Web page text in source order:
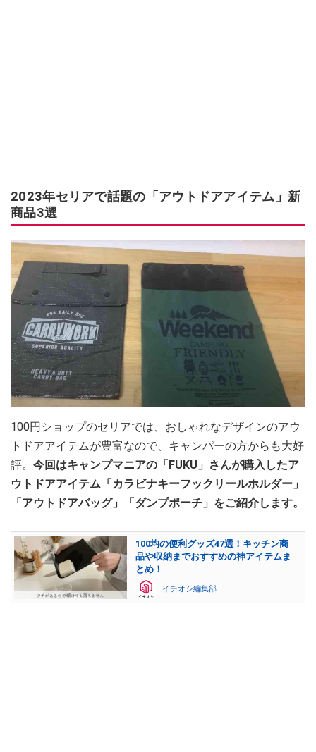
2023年セリアで話題の「アウトドアアイテム」新
商品3選
100円ショップのセリアでは、おしゃれなデザインのアウ
トドアアイテムが豊富なので、キャンパーの方からも大好
評。 今回はキャンプマニアの「FUKU」さんが購入したア
ウトドアアイテム「カラビナキーフックリールホルダー」
「アウトドアバッグ」「ダンプポーチ」をご紹介します。
100均の便利グッズ47選！キッチン商
品や収納までおすすめの神アイテムま
とめ！
イチオシ編集部